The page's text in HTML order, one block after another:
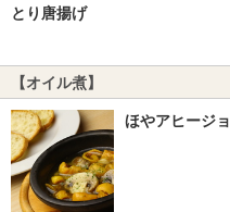
とり唐揚げ
【オイル煮】
ほやアヒージョ